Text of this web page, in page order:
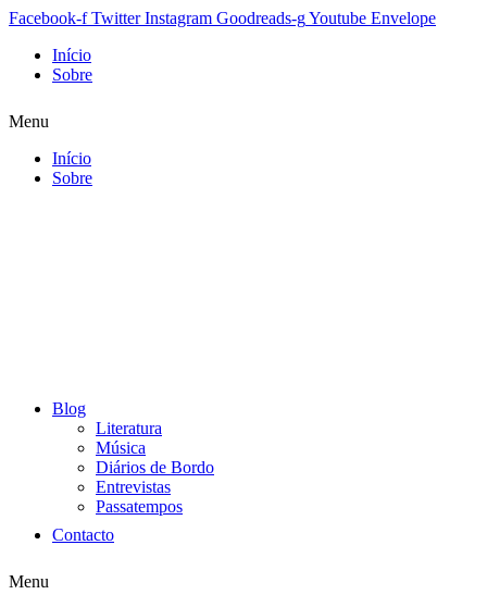
Facebook-f Twitter Instagram Goodreads-gYoutube Envelope
Início
Sobre
Menu
Início
Sobre
Blog
Literatura
Música
Diários de Bordo
Entrevistas
Passatempos
Contacto
Menu